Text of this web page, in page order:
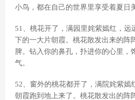
小鸟，都在自己的世界里享受着夏日
51、桃花开了，满园里姹紫嫣红，远
下的一大片朝霞。桃花散发出来的阵
脾。钻入你的鼻孔，扑进你的心里，
气。
52、窗外的桃花都开了，满院姹紫嫣
朝霞跑到地上来了。桃花散发出的阵